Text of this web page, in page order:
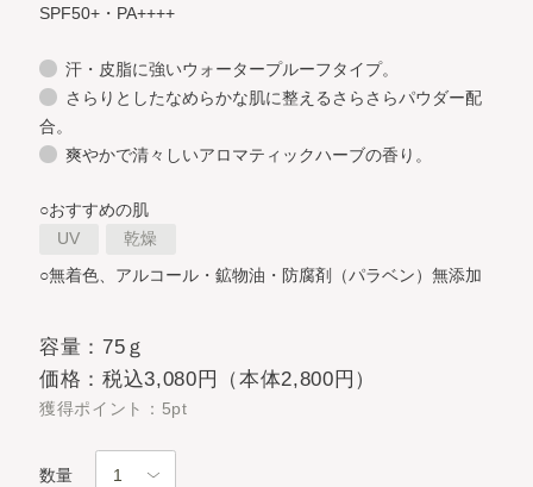
SPF50+・PA++++
汗・皮脂に強いウォータープルーフタイプ。
さらりとしたなめらかな肌に整えるさらさらパウダー配
合。
爽やかで清々しいアロマティックハーブの香り。
○おすすめの肌
UV
乾燥
○無着色、アルコール・鉱物油・防腐剤（パラベン）無添加
容量：75ｇ
価格：税込3,080円（本体2,800円）
獲得ポイント：5pt
数量